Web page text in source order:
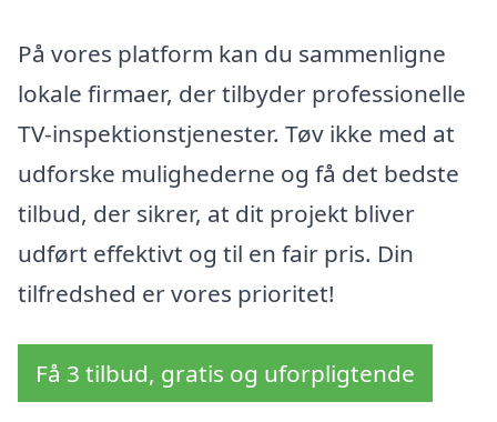
På vores platform kan du sammenligne
lokale firmaer, der tilbyder professionelle
TV-inspektionstjenester. Tøv ikke med at
udforske mulighederne og få det bedste
tilbud, der sikrer, at dit projekt bliver
udført effektivt og til en fair pris. Din
tilfredshed er vores prioritet!
Få 3 tilbud, gratis og uforpligtende